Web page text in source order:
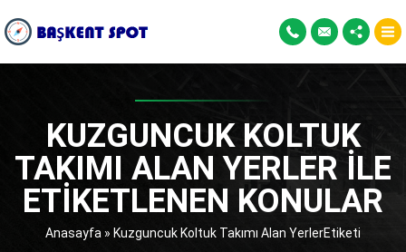
KUZGUNCUK KOLTUK
TAKIMI ALAN YERLER ILE
ETIKETLENEN KONULAR
Anasayfa » Kuzguncuk Koltuk Takımı Alan YerlerEtiketi